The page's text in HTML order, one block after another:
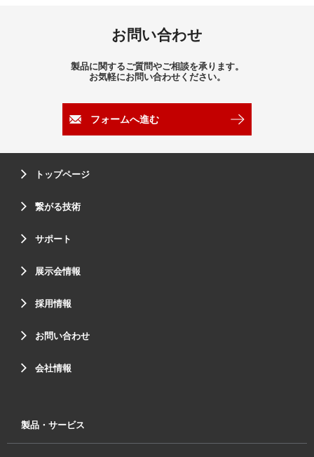
お問い合わせ
製品に関するご質問やご相談を承ります。
お気軽にお問い合わせください。
フォームへ進む
トップページ
繋がる技術
サポート
展示会情報
採用情報
お問い合わせ
会社情報
製品・サービス